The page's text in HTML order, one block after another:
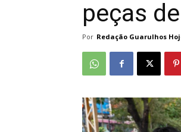
peças
Por Redação Guarulhos